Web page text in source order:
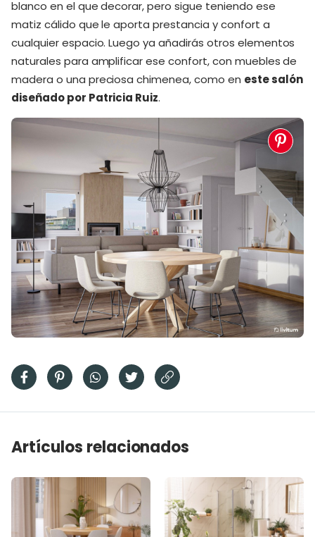
blanco en el que decorar, pero sigue teniendo ese
matiz cálido que le aporta prestancia y confort a
cualquier espacio. Luego ya añadirás otros elementos
naturales para amplificar ese confort, con muebles de
madera o una preciosa chimenea, como en este salón
diseñado por Patricia Ruiz.
Artículos relacionados